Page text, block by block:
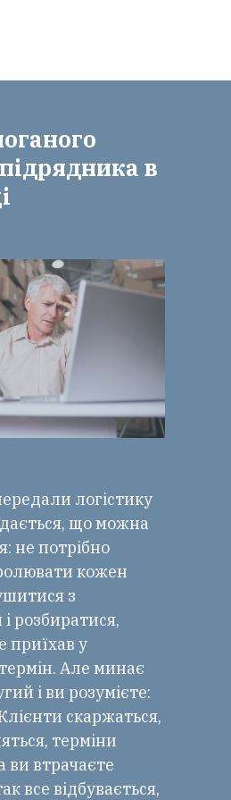
в
логістику
що можна
не потрібно
кожен
з
розбиратися,
приїхав у
Але минає
і ви розумієте:
скаржаться,
терміни
ви втрачаєте
все відбувається,